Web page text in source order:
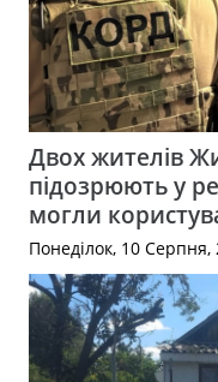
Двох жителів
підозрюють у
могли
Понеділок, 10 Серпня,